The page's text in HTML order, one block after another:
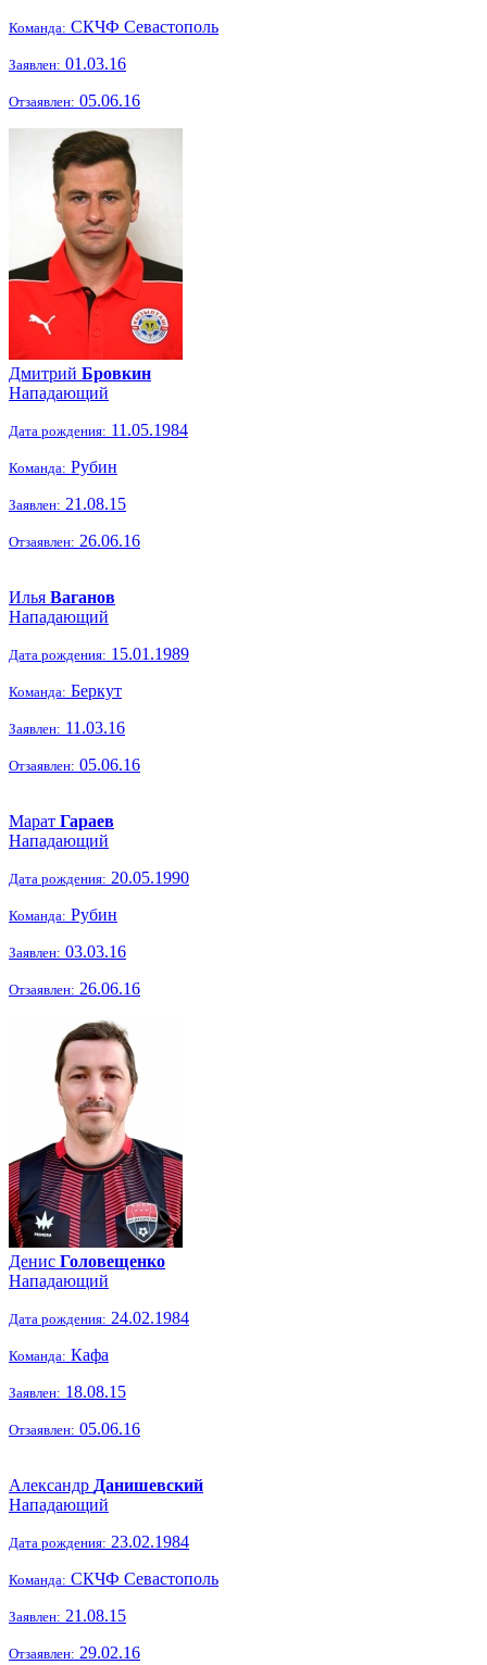
Команда: СКЧФ Севастополь
Заявлен: 01.03.16
Отзаявлен: 05.06.16
Дмитрий Бровкин
Нападающий
Дата рождения: 11.05.1984
Команда: Рубин
Заявлен: 21.08.15
Отзаявлен: 26.06.16
Илья Ваганов
Нападающий
Дата рождения: 15.01.1989
Команда: Беркут
Заявлен: 11.03.16
Отзаявлен: 05.06.16
Марат Гараев
Нападающий
Дата рождения: 20.05.1990
Команда: Рубин
Заявлен: 03.03.16
Отзаявлен: 26.06.16
Денис Головещенко
Нападающий
Дата рождения: 24.02.1984
Команда: Кафа
Заявлен: 18.08.15
Отзаявлен: 05.06.16
Александр Данишевский
Нападающий
Дата рождения: 23.02.1984
Команда: СКЧФ Севастополь
Заявлен: 21.08.15
Отзаявлен: 29.02.16